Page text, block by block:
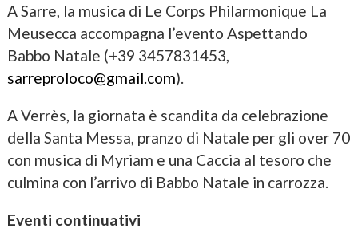
A Sarre, la musica di Le Corps Philarmonique La
Meusecca accompagna l’evento Aspettando
Babbo Natale (+39 3457831453,
sarreproloco@gmail.com).
A Verrès, la giornata è scandita da celebrazione
della Santa Messa, pranzo di Natale per gli over 70
con musica di Myriam e una Caccia al tesoro che
culmina con l’arrivo di Babbo Natale in carrozza.
Eventi continuativi